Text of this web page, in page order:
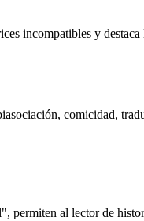
incompatibles y
comicidad,
al lector de